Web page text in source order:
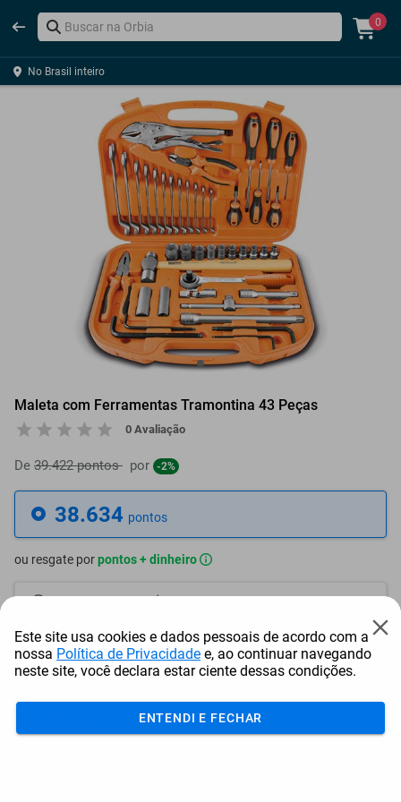
0
No Brasil inteiro
Maleta com Ferramentas Tramontina 43 Peças
0 Avaliação
De 39.422 pontos por -2%
38.634 pontos
ou resgate porpontos + dinheiro
34.771 + R$ 177,70
32.839 pontos + R$ 266,57
30.908 pontos + R$ 355,40
Este site usa cookies e dados pessoais de acordo com a
nossa Política de Privacidade e, ao continuar navegando
neste site, você declara estar ciente dessas condições.
ENTENDI E FECHAR